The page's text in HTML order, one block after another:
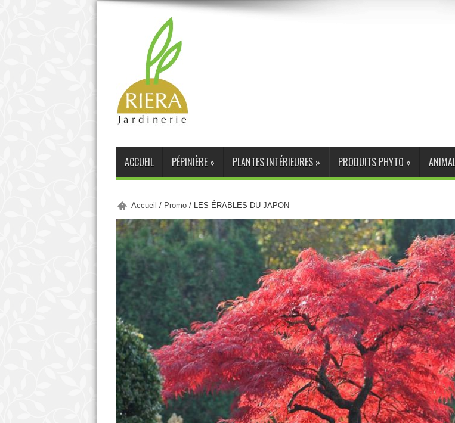
ACCUEIL PÉPINIÈRE » PLANTES INTÉRIEURES » PRODUITS PHYTO »
Accueil / Promo/ LES ÉRABLES DU JAPON